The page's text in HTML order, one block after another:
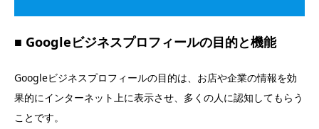
■ Googleビジネスプロフィールの目的と機能
Googleビジネスプロフィールの目的は、お店や企業の情報を効
果的にインターネット上に表示させ、多くの人に認知してもらう
ことです。